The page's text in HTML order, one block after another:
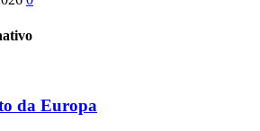
da Europa